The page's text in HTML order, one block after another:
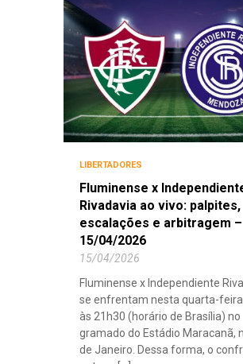
LIBERTADORES
Fluminense x
Rivadavia ao vivo: palpites,
escalações e arbitragem –
15/04/2026
15/04/2026
Fluminense x Independiente
se enfrentam nesta quarta-
às 21h30 (horário de Brasília) no
gramado do Estádio Maracanã,
de Janeiro. Dessa forma, o